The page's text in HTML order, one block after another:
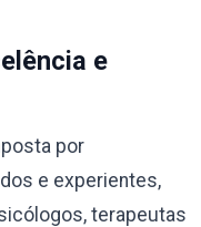
e
por
e experientes,
terapeutas